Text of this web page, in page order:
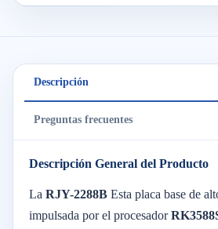
Descripción
Preguntas frecuentes
Descripción General del Producto
La RJY-2288B Esta placa base de
impulsada por el procesador